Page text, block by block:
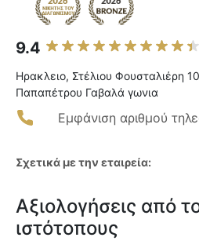
9.4
Ηρακλειο, Στέλιου Φουσταλιέρη
Παπαπέτρου Γαβαλά γωνια
Εμφάνιση αριθμού
Σχετικά με την εταιρεία:
Αξιολογήσεις από
ιστότοπους